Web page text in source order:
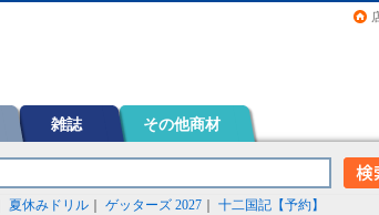
雑誌 その他商材
夏休みドリル ゲッターズ 2027 十二国記【予約】